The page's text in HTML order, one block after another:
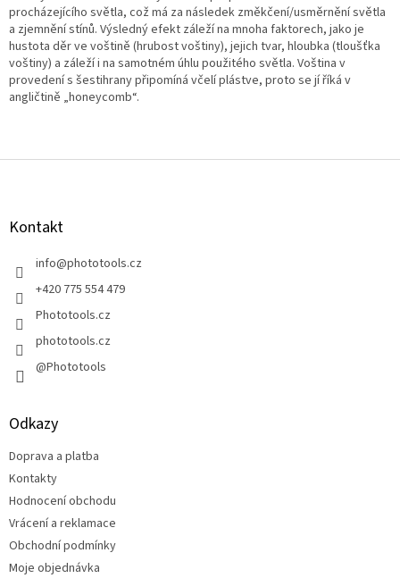
procházejícího světla, což má za následek změkčení/usměrnění světla
a zjemnění stínů. Výsledný efekt záleží na mnoha faktorech, jako je
hustota děr ve voštině (hrubost voštiny), jejich tvar, hloubka (tloušťka
voštiny) a záleží i na samotném úhlu použitého světla. Voština v
provedení s šestihrany připomíná včelí plástve, proto se jí říká v
angličtině „honeycomb“.
Z
Kontakt
info@phototools.cz
+420 775 554 479
Phototools.cz
phototools.cz
@Phototools
Odkazy
Doprava a platba
Kontakty
Hodnocení obchodu
Vrácení a reklamace
Obchodní podmínky
Moje objednávka